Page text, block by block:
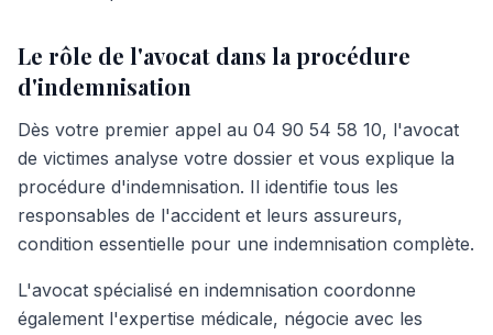
Le rôle de l'avocat dans la procédure
d'indemnisation
Dès votre premier appel au 04 90 54 58 10, l'avocat
de victimes analyse votre dossier et vous explique la
procédure d'indemnisation. Il identifie tous les
responsables de l'accident et leurs assureurs,
condition essentielle pour une indemnisation complète.
L'avocat spécialisé en indemnisation coordonne
également l'expertise médicale, négocie avec les